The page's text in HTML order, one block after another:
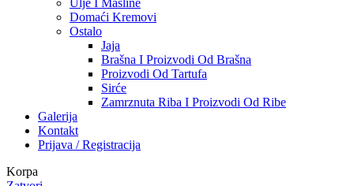
Ulje I Masline
Domaći Kremovi
Ostalo
Jaja
Brašna I Proizvodi Od Brašna
Proizvodi Od Tartufa
Sirće
Zamrznuta Riba I Proizvodi Od Ribe
Galerija
Kontakt
Prijava / Registracija
Korpa